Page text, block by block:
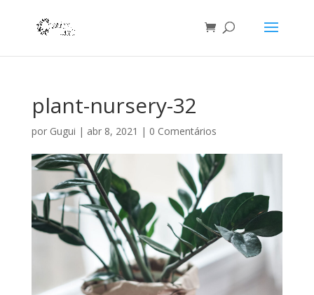
plant-nursery-32
por Gugui | abr 8, 2021 | 0 Comentários